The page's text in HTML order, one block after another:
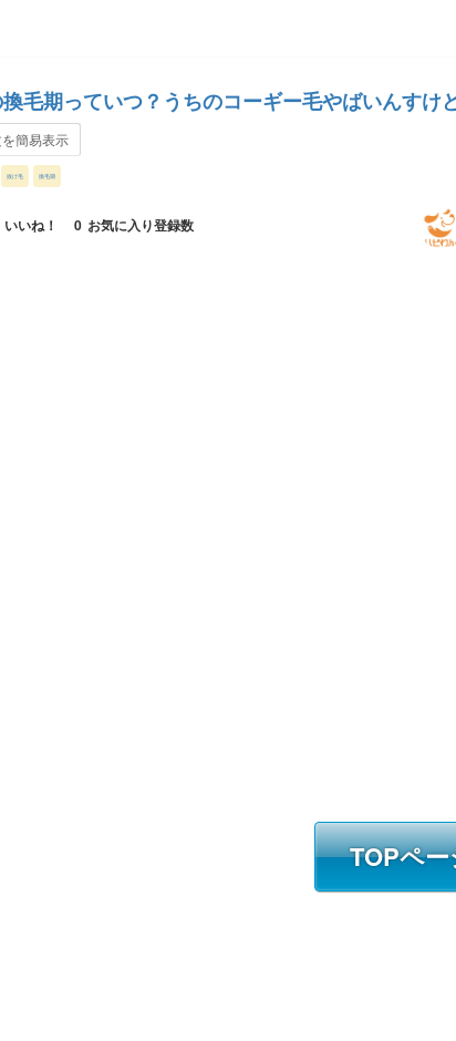
毛期っていつ？うちのコーギー毛やばいんすけ
簡易表示
抜け毛 換毛期
いいね！ 0 お気に入り登録数
TOPペ